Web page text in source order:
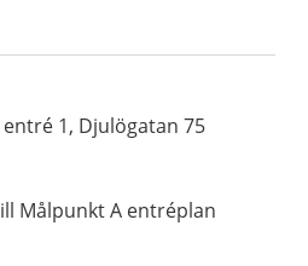
1, Djulögatan 75
Målpunkt A entréplan